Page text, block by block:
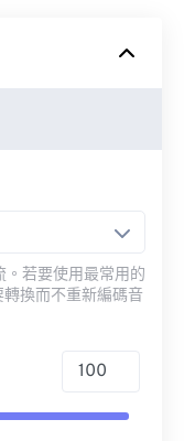
碟
若要使用最常用的
換而不重新編碼音